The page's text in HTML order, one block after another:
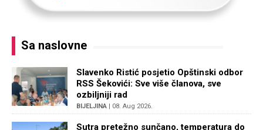
Sa naslovne
Slavenko Ristić posjetio Opštinski odbor
RSS Šekovići: Sve više članova, sve
ozbiljniji rad
BIJELJINA | 08. Aug 2026.
Sutra pretežno sunčano, temperatura do